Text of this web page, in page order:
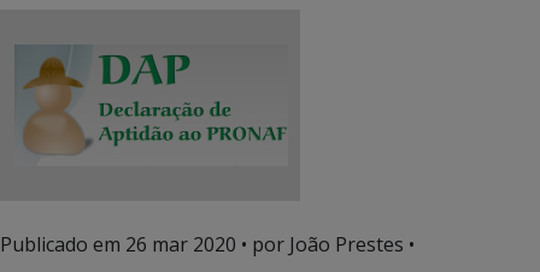
Publicado em 26 mar 2020 • por João Prestes •